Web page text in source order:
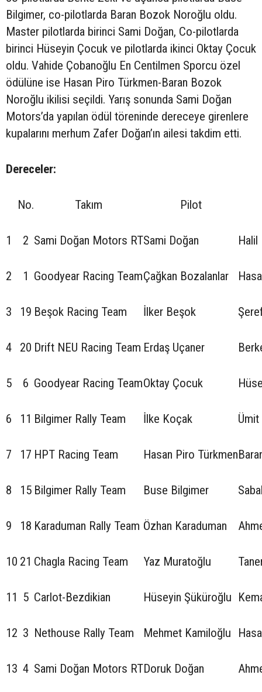
Bilgimer, co-pilotlarda Baran Bozok Noroğlu oldu.
Master pilotlarda birinci Sami Doğan, Co-pilotlarda
birinci Hüseyin Çocuk ve pilotlarda ikinci Oktay Çocuk
oldu. Vahide Çobanoğlu En Centilmen Sporcu özel
ödülüne ise Hasan Piro Türkmen-Baran Bozok
Noroğlu ikilisi seçildi. Yarış sonunda Sami Doğan
Motors’da yapılan ödül töreninde dereceye girenlere
kupalarını merhum Zafer Doğan’ın ailesi takdim etti.
Dereceler:
No. Takım Pilot
1 2 Sami Doğan Motors RTSami Doğan Halil
2 1 Goodyear Racing TeamÇağkan Bozalanlar
3 19 Beşok Racing Team İlker Beşok
4 20 Drift NEU Racing Team Erdaş Uçaner
5 6 Goodyear Racing TeamOktay Çocuk
6 11 Bilgimer Rally Team İlke Koçak
7 17 HPT Racing Team Hasan Piro Türkmen
8 15 Bilgimer Rally Team Buse Bilgimer
9 18 Karaduman Rally Team Özhan Karaduman
10 21 Chagla Racing Team Yaz Muratoğlu
11 5 Carlot-Bezdikian Hüseyin Şüküroğlu
12 3 Nethouse Rally Team Mehmet Kamiloğlu
13 4 Sami Doğan Motors RTDoruk Doğan